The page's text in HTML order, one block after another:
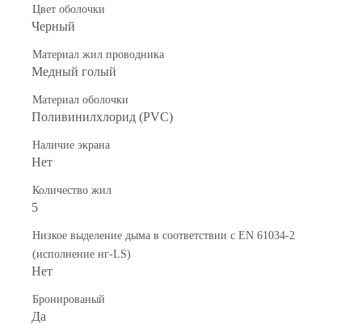
Цвет оболочки
Черный
Материал жил проводника
Медный голый
Материал оболочки
Поливинилхлорид (PVC)
Наличие экрана
Нет
Количество жил
5
Низкое выделение дыма в соответствии с EN 61034-2
(исполнение нг-LS)
Нет
Бронированый
Да